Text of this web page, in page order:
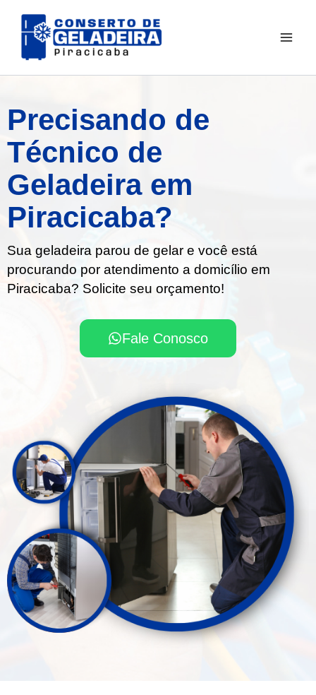
para
Precisando de
Técnico de
Geladeira em
Piracicaba?
Sua geladeira parou de gelar e você está
procurando por atendimento a domicílio em
Piracicaba? Solicite seu orçamento!
Fale Conosco